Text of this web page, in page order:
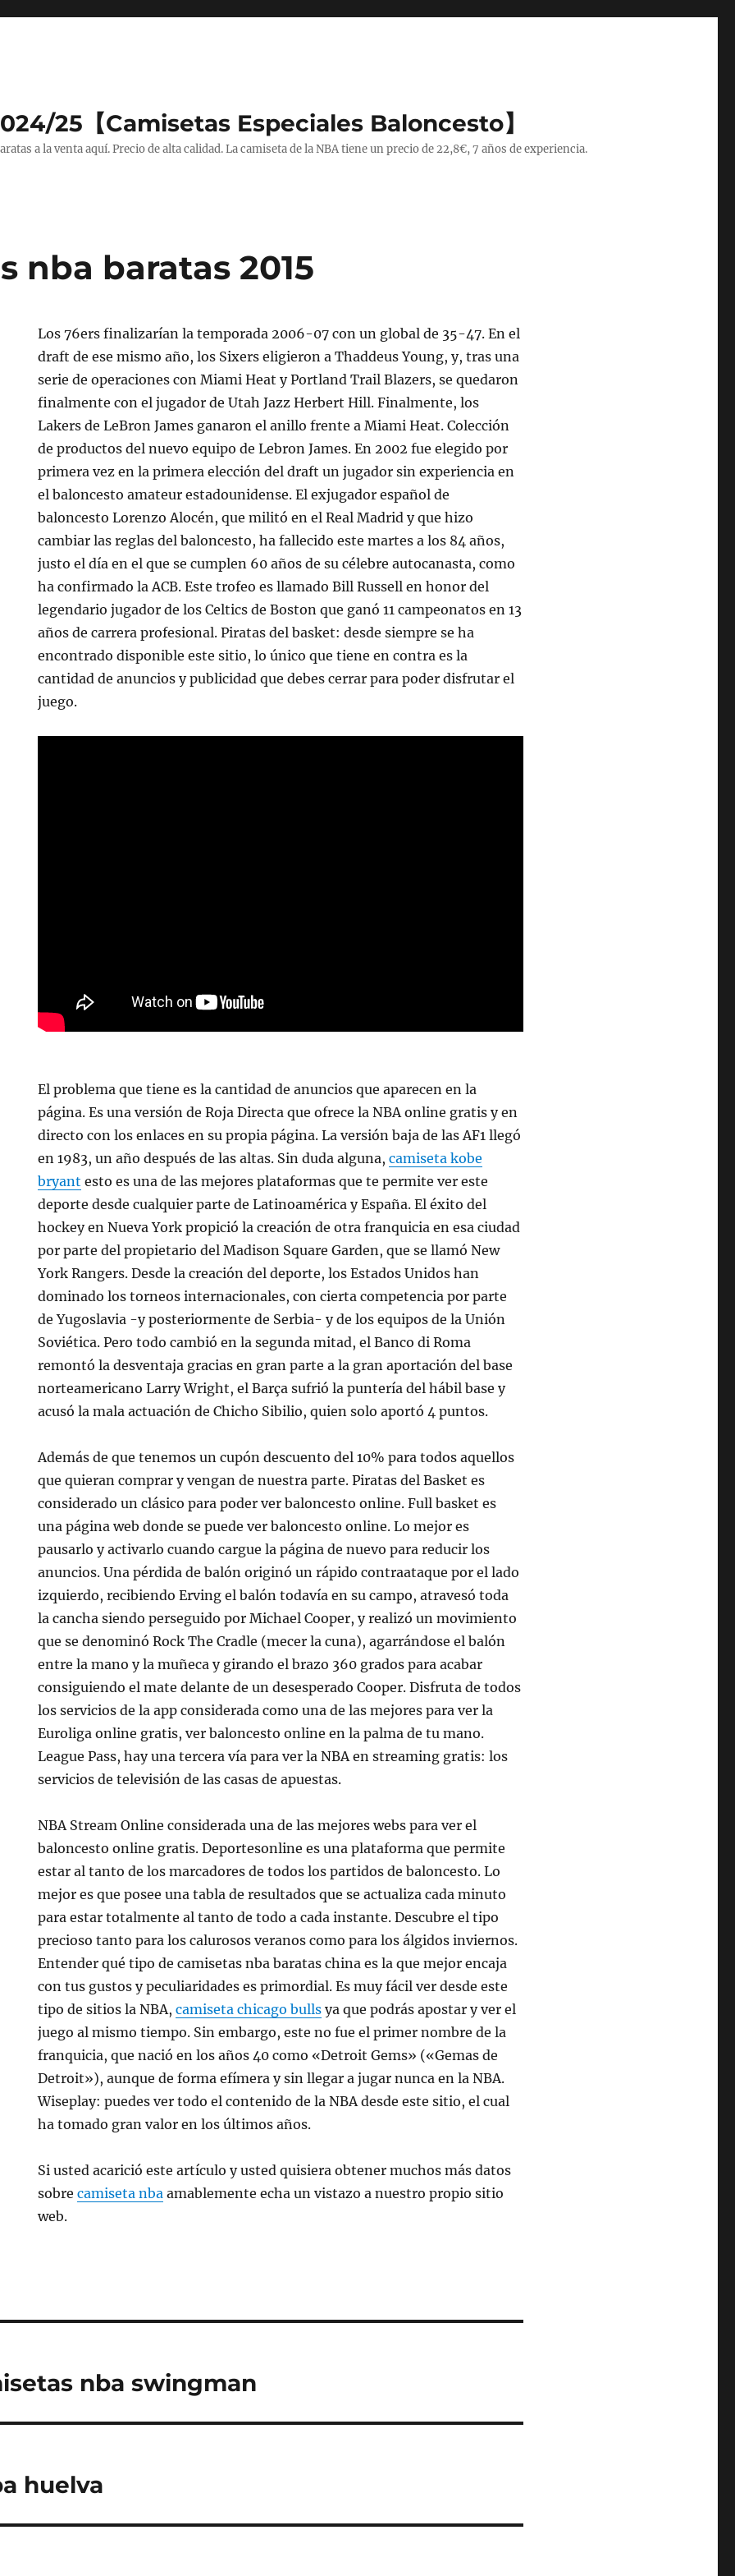
25【Camisetas Especiales Baloncesto】
a la venta aquí. Precio de alta calidad. La camiseta de la NBA tiene un precio de 22,8€, 7 años de experiencia.
nba baratas 2015
Los 76ers finalizarían la temporada 2006-07 con un global de 35-47. En el
draft de ese mismo año, los Sixers eligieron a Thaddeus Young, y, tras una
serie de operaciones con Miami Heat y Portland Trail Blazers, se quedaron
finalmente con el jugador de Utah Jazz Herbert Hill. Finalmente, los
Lakers de LeBron James ganaron el anillo frente a Miami Heat. Colección
de productos del nuevo equipo de Lebron James. En 2002 fue elegido por
primera vez en la primera elección del draft un jugador sin experiencia en
el baloncesto amateur estadounidense. El exjugador español de
baloncesto Lorenzo Alocén, que militó en el Real Madrid y que hizo
cambiar las reglas del baloncesto, ha fallecido este martes a los 84 años,
justo el día en el que se cumplen 60 años de su célebre autocanasta, como
ha confirmado la ACB. Este trofeo es llamado Bill Russell en honor del
legendario jugador de los Celtics de Boston que ganó 11 campeonatos en 13
años de carrera profesional. Piratas del basket: desde siempre se ha
encontrado disponible este sitio, lo único que tiene en contra es la
cantidad de anuncios y publicidad que debes cerrar para poder disfrutar el
juego.
El problema que tiene es la cantidad de anuncios que aparecen en la
página. Es una versión de Roja Directa que ofrece la NBA online gratis y en
directo con los enlaces en su propia página. La versión baja de las AF1 llegó
en 1983, un año después de las altas. Sin duda alguna,camiseta kobe
bryant esto es una de las mejores plataformas que te permite ver este
deporte desde cualquier parte de Latinoamérica y España. El éxito del
hockey en Nueva York propició la creación de otra franquicia en esa ciudad
por parte del propietario del Madison Square Garden, que se llamó New
York Rangers. Desde la creación del deporte, los Estados Unidos han
dominado los torneos internacionales, con cierta competencia por parte
de Yugoslavia -y posteriormente de Serbia- y de los equipos de la Unión
Soviética. Pero todo cambió en la segunda mitad, el Banco di Roma
remontó la desventaja gracias en gran parte a la gran aportación del base
norteamericano Larry Wright, el Barça sufrió la puntería del hábil base y
acusó la mala actuación de Chicho Sibilio, quien solo aportó 4 puntos.
Además de que tenemos un cupón descuento del 10% para todos aquellos
que quieran comprar y vengan de nuestra parte. Piratas del Basket es
considerado un clásico para poder ver baloncesto online. Full basket es
una página web donde se puede ver baloncesto online. Lo mejor es
pausarlo y activarlo cuando cargue la página de nuevo para reducir los
anuncios. Una pérdida de balón originó un rápido contraataque por el lado
izquierdo, recibiendo Erving el balón todavía en su campo, atravesó toda
la cancha siendo perseguido por Michael Cooper, y realizó un movimiento
que se denominó Rock The Cradle (mecer la cuna), agarrándose el balón
entre la mano y la muñeca y girando el brazo 360 grados para acabar
consiguiendo el mate delante de un desesperado Cooper. Disfruta de todos
los servicios de la app considerada como una de las mejores para ver la
Euroliga online gratis, ver baloncesto online en la palma de tu mano.
League Pass, hay una tercera vía para ver la NBA en streaming gratis: los
servicios de televisión de las casas de apuestas.
NBA Stream Online considerada una de las mejores webs para ver el
baloncesto online gratis. Deportesonline es una plataforma que permite
estar al tanto de los marcadores de todos los partidos de baloncesto. Lo
mejor es que posee una tabla de resultados que se actualiza cada minuto
para estar totalmente al tanto de todo a cada instante. Descubre el tipo
precioso tanto para los calurosos veranos como para los álgidos inviernos.
Entender qué tipo de camisetas nba baratas china es la que mejor encaja
con tus gustos y peculiaridades es primordial. Es muy fácil ver desde este
tipo de sitios la NBA,camiseta chicago bulls ya que podrás apostar y ver el
juego al mismo tiempo. Sin embargo, este no fue el primer nombre de la
franquicia, que nació en los años 40 como «Detroit Gems» («Gemas de
Detroit»), aunque de forma efímera y sin llegar a jugar nunca en la NBA.
Wiseplay: puedes ver todo el contenido de la NBA desde este sitio, el cual
ha tomado gran valor en los últimos años.
Si usted acarició este artículo y usted quisiera obtener muchos más datos
sobrecamiseta nba amablemente echa un vistazo a nuestro propio sitio
web.
nba swingman
huelva